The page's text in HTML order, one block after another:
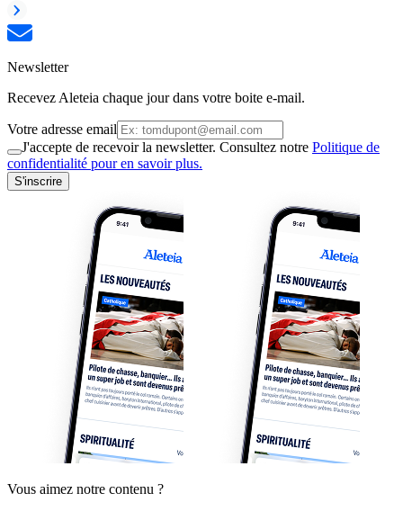
Newsletter
Recevez Aleteia chaque jour dans votre boite e-mail.
Votre adresse email
J'accepte de recevoir la newsletter. Consultez notre Politique de
confidentialité pour en savoir plus.
S'inscrire
Vous aimez notre contenu ?